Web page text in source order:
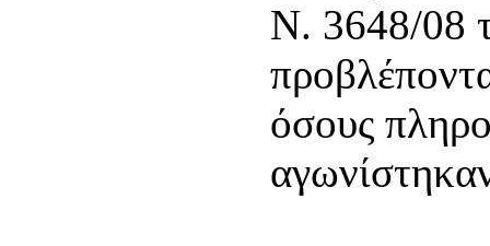
Ν. 3648/08
όσους